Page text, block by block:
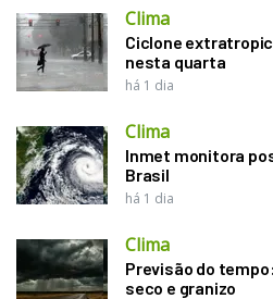
Clima
Ciclone
nesta quarta
há 1 dia
Clima
Inmet monitora
Brasil
há 1 dia
Clima
Previsão do
seco e granizo